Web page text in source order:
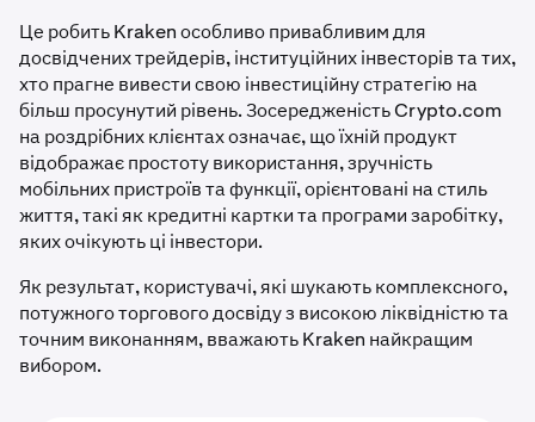
Це робить Kraken особливо привабливим для
досвідчених трейдерів, інституційних інвесторів та тих,
хто прагне вивести свою інвестиційну стратегію на
більш просунутий рівень. Зосередженість Crypto.com
на роздрібних клієнтах означає, що їхній продукт
відображає простоту використання, зручність
мобільних пристроїв та функції, орієнтовані на стиль
життя, такі як кредитні картки та програми заробітку,
яких очікують ці інвестори.
Як результат, користувачі, які шукають комплексного,
потужного торгового досвіду з високою ліквідністю та
точним виконанням, вважають Kraken найкращим
вибором.